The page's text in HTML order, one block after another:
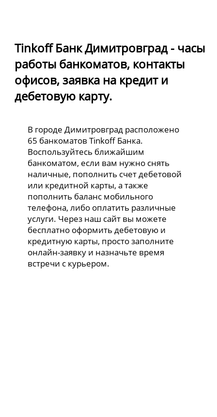
Tinkoff Банк Димитровград - часы
работы банкоматов, контакты
офисов, заявка на кредит и
дебетовую карту.
В городе Димитровград расположено
65 банкоматов Tinkoff Банка.
Воспользуйтесь ближайшим
банкоматом, если вам нужно снять
наличные, пополнить счет дебетовой
или кредитной карты, а также
пополнить баланс мобильного
телефона, либо оплатить различные
услуги. Через наш сайт вы можете
бесплатно оформить дебетовую и
кредитную карты, просто заполните
онлайн-заявку и назначьте время
встречи с курьером.